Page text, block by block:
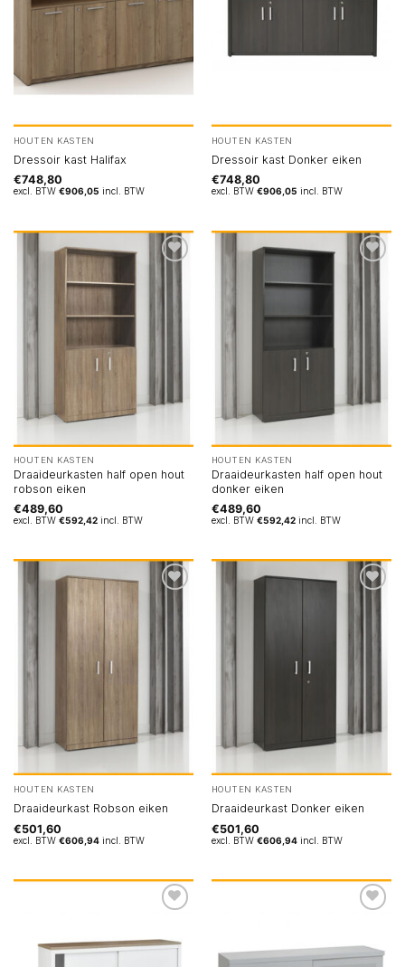
HOUTEN KASTEN
Dressoir kast Halifax
€748,80
excl. BTW €906,05 incl. BTW
HOUTEN KASTEN
Dressoir kast Donker eiken
€748,80
excl. BTW €906,05 incl. BTW
HOUTEN KASTEN
Draaideurkasten half open hout
robson eiken
€489,60
excl. BTW €592,42incl. BTW
HOUTEN KASTEN
Draaideurkasten half open hout
donker eiken
€489,60
excl. BTW €592,42incl. BTW
HOUTEN KASTEN
Draaideurkast Robson eiken
€501,60
excl. BTW €606,94incl. BTW
HOUTEN KASTEN
Draaideurkast Donker eiken
€501,60
excl. BTW €606,94incl. BTW